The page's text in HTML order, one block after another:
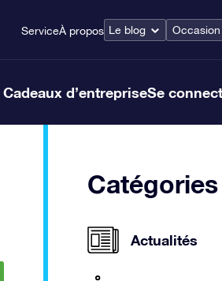
ServiceÀ propos Le blog Occasion
Cadeaux d’entrepriseSe
Actualités